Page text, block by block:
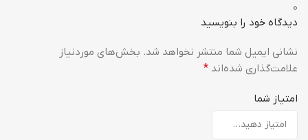
0
دیدگاه خود را بنویسید
نشانی ایمیل شما منتشر نخواهد شد. بخش‌های موردنیاز
علامت‌گذاری شده‌اند *
امتیاز شما